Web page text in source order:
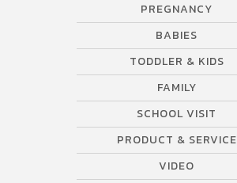
PREGNANCY
BABIES
TODDLER & KIDS
FAMILY
SCHOOL VISIT
PRODUCT & SERVICE
VIDEO